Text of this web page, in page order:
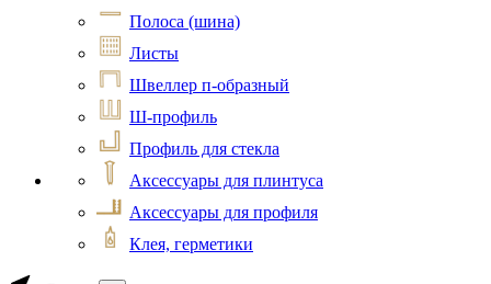
Полоса (шина)
Листы
Швеллер п-образный
Ш-профиль
Профиль для стекла
Аксессуары для плинтуса
Аксессуары для профиля
Клея, герметики